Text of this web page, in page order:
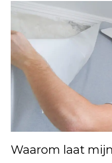
Waarom laat
mijn
behang
los?